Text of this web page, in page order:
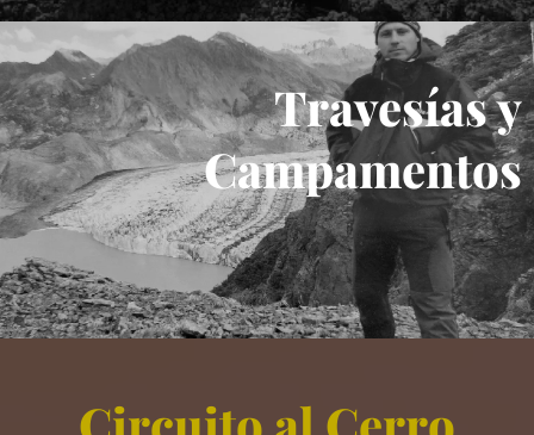
Travesías y
Campamentos